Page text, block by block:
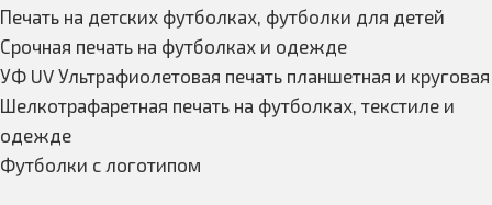
Печать на детских футболках, футболки для детей
Срочная печать на футболках и одежде
УФ UV Ультрафиолетовая печать планшетная и круговая
Шелкотрафаретная печать на футболках, текстиле и
одежде
Футболки с логотипом